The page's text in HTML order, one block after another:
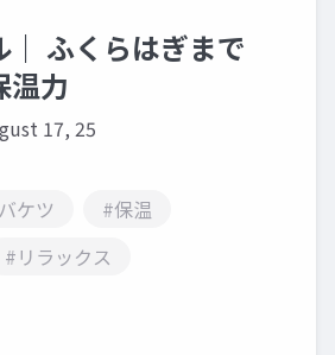
｜ ふくらはぎまで
温力
17, 25
ケツ
#保温
#リラックス